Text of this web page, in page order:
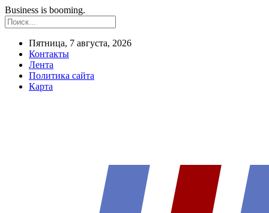
Business is booming.
Пятница, 7 августа, 2026
Контакты
Лента
Политика сайта
Карта